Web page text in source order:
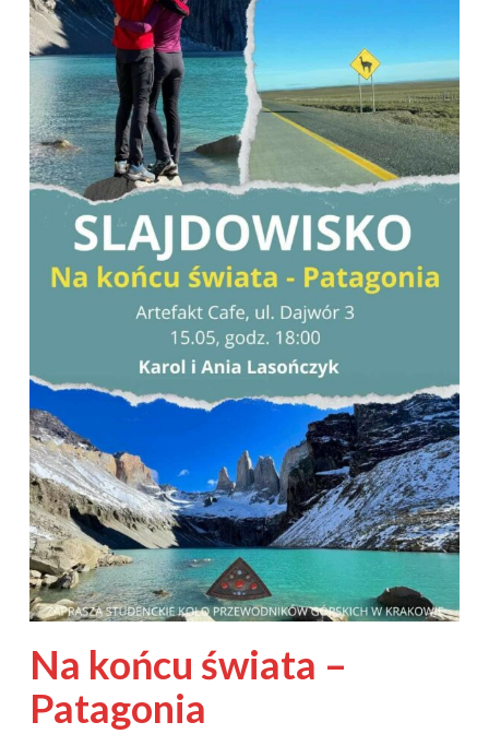
Na końcu świata –
Patagonia